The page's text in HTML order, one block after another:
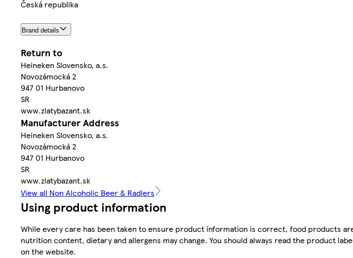
Česká republika
Brand details
Return to
Heineken Slovensko, a.s.
Novozámocká 2
947 01 Hurbanovo
SR
www.zlatybazant.sk
Manufacturer Address
Heineken Slovensko, a.s.
Novozámocká 2
947 01 Hurbanovo
SR
www.zlatybazant.sk
View all Non Alcoholic Beer & Radlers
Using product information
While every care has been taken to ensure product information is correct, food products
nutrition content, dietary and allergens may change. You should always read the product
on the website.